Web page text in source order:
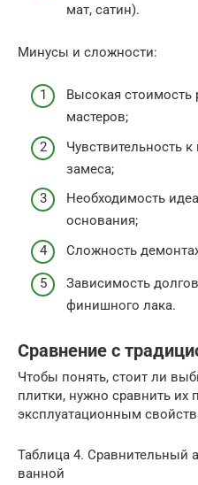
мат, сатин).
Минусы и сложности:
Высокая
мастеров;
Чувствительность
замеса;
Необходимость
основания;
Сложность
Зависимость
финишного лака.
Сравнение с
Чтобы понять, стоит ли
плитки, нужно сравнить
эксплуатационным
Таблица 4. Сравнительный
ванной